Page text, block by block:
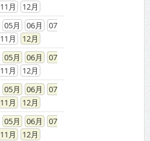
11
12
05 06
07
11
12
05 06
07
11
12
05 06
07
11
12
05 06
07
11
12